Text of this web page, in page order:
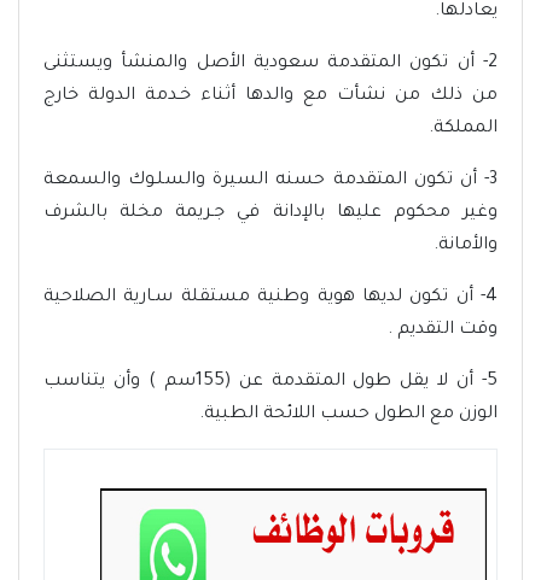
يعادلها.
2- أن تكون المتقدمة سعودية الأصل والمنشأ ويستثنى
من ذلك من نشأت مع والدها أثناء خـدمة الدولة خارج
المملكة.
3- أن تكون المتقدمة حسنه السيرة والسلـوك والسمعة
وغير محكوم عليها بالإدانة في جـريمة مخلة بالشرف
والأمانة.
4- أن تكون لديها هوية وطنية مستقلة سـارية الصلاحية
وقت التقديم .
5- أن لا يقل طول المتقدمة عن (155سم ) وأن يتناسب
الوزن مع الطول حسب اللائحة الطبية.